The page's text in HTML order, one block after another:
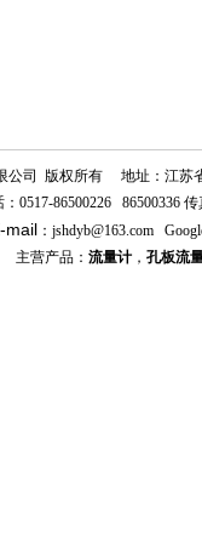
公司 版权所有
地址：江苏
0517-86500226 86500336 传
mail ： jshdyb@163.com
主营产品： 流量计， 孔板流